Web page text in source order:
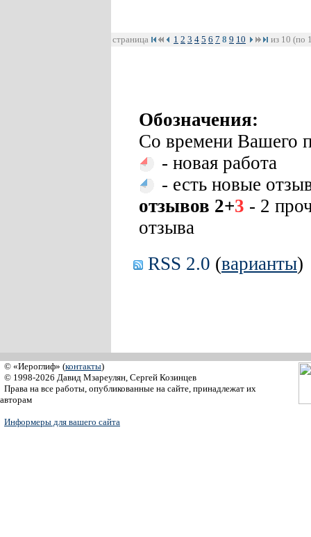
страница 1 2 3 4 5 6 7 8 9 10 из 10 (по
Обозначения:
Со времени Вашего
- новая работа
- есть новые
отзывов 2+3 - 2
отзыва
RSS 2.0 (варианты)
© «Иероглиф» (контакты)
© 1998-2026 Давид Мзареулян, Сергей Козинцев
Права на все работы, опубликованные на сайте, принадлежат их
авторам
Информеры для вашего сайта